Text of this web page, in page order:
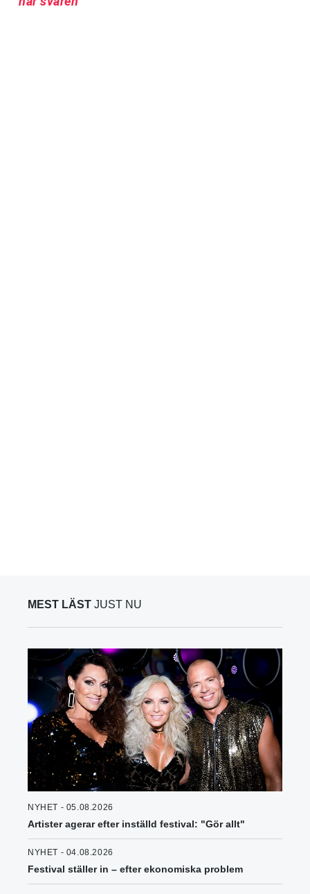
MEST LÄST JUST NU
NYHET - 05.08.2026
Artister agerar efter inställd festival: "Gör allt"
NYHET - 04.08.2026
Festival ställer in – efter ekonomiska problem